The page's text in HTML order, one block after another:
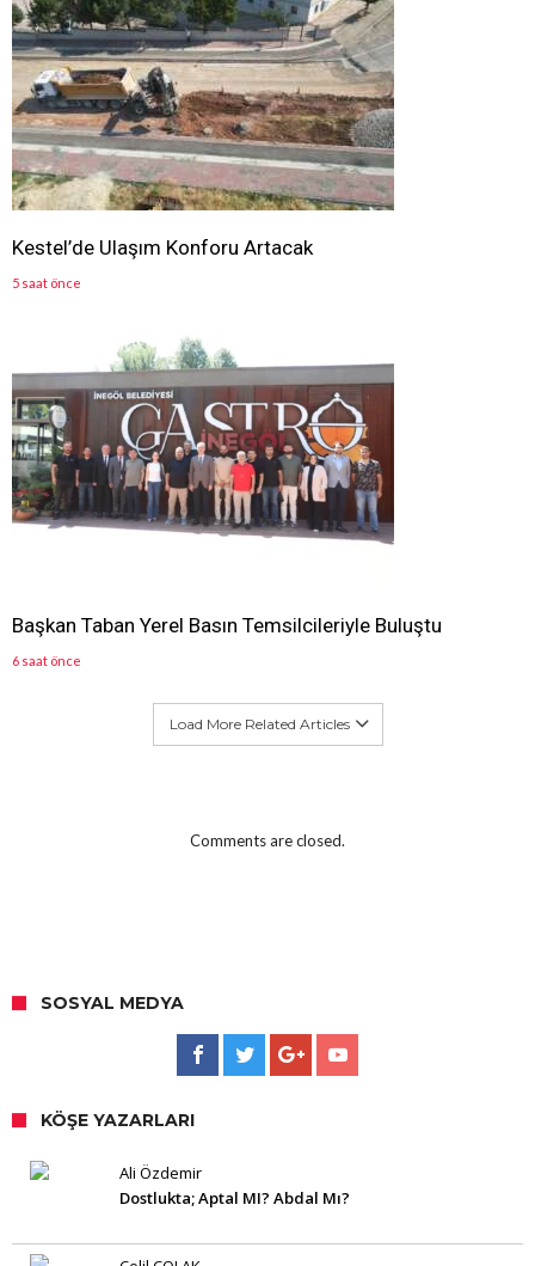
Kestel’de Ulaşım Konforu Artacak
5 saat önce
Başkan Taban Yerel Basın Temsilcileriyle Buluştu
6 saat önce
Load More Related Articles
Comments are closed.
SOSYAL MEDYA
KÖŞE YAZARLARI
Ali Özdemir
Dostlukta; Aptal MI? Abdal Mı?